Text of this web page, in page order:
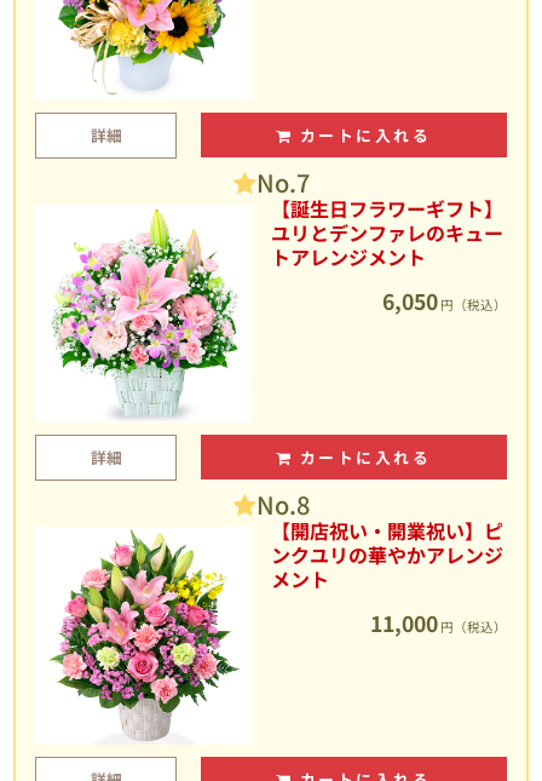
詳細 カートに入れる
No.7
【誕生日フラワーギフト】
ユリとデンファレのキュー
トアレンジメント
6,050 円（税込）
詳細 カートに入れる
No.8
【開店祝い・開業祝い】ピ
ンクユリの華やかアレンジ
メント
11,000 円（税込）